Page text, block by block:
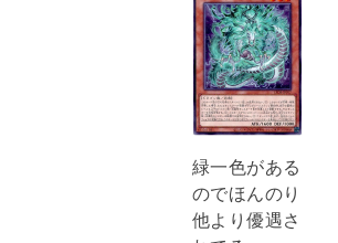
緑一色がある
のでほんのり
他より優遇さ